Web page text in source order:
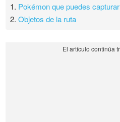
1. Pokémon que puedes capturar
2.Objetos de la ruta